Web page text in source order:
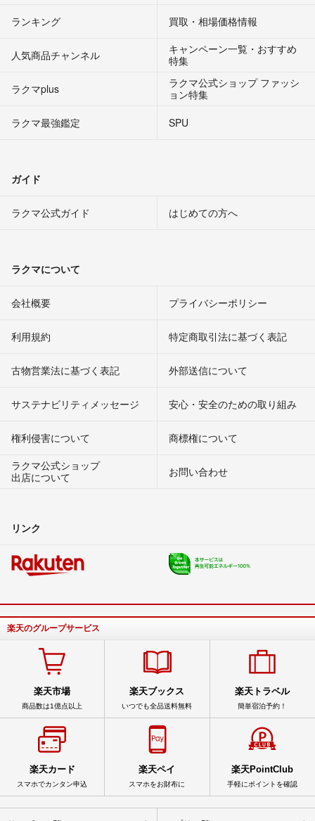
ランキング 買取・相場価格情報
人気商品チャンネル
キャンペーン一覧・おすすめ
特集
ラクマplus
ラクマ公式ショップ ファッシ
ョン特集
ラクマ最強鑑定
SPU
ガイド
ラクマ公式ガイド はじめての方へ
ラクマについて
会社概要 プライバシーポリシー
利用規約 特定商取引法に基づく表記
古物営業法に基づく表記 外部送信について
サステナビリティメッセージ 安心・安全のための取り組み
権利侵害について
商標権について
ラクマ公式ショップ
出店について
お問い合わせ
リンク
楽天のグループサービス
楽天市場
商品数は1億点以上
楽天ブックス
いつでも全品送料無料
楽天トラベル
簡単宿泊予約！
楽天カード
スマホでカンタン申込
楽天ペイ
スマホをお財布に
楽天PointClub
手軽にポイントを確認